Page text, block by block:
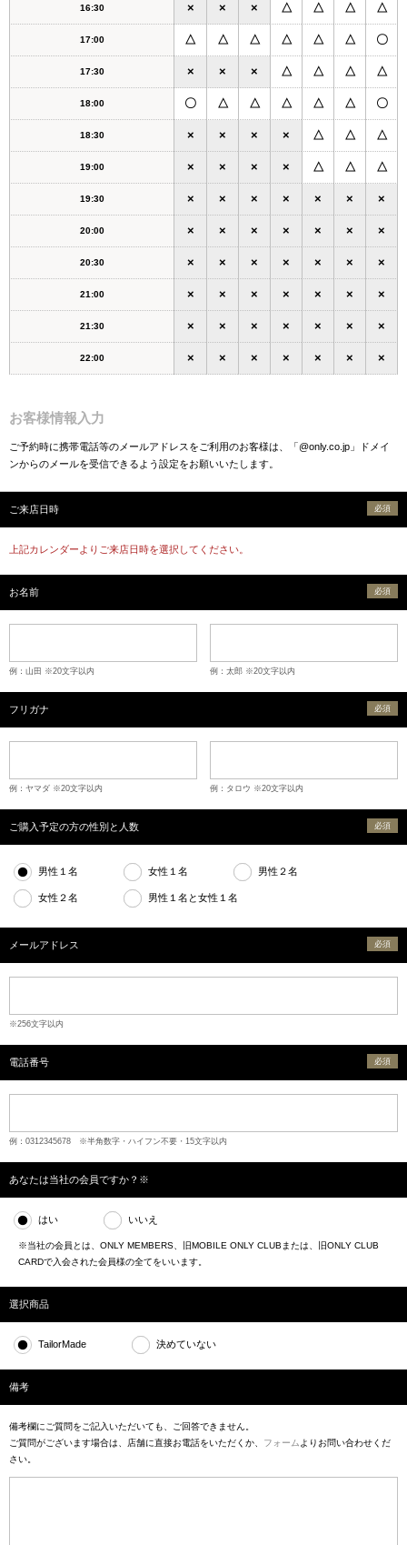
16:30 × × × △ △ △ △
17:00 △ △ △ △ △ △ 〇
17:30 × × × △ △ △ △
18:00 〇 △ △ △ △ △ 〇
18:30 × × × × △ △ △
19:00 × × × × △ △ △
19:30 × × × × × × ×
20:00 × × × × × × ×
20:30 × × × × × × ×
21:00 × × × × × × ×
21:30 × × × × × × ×
22:00 × × × × × × ×
お客様情報入力
ご予約時に携帯電話等のメールアドレスをご利用のお客様は、「@only.co.jp」ドメイ
ンからのメールを受信できるよう設定をお願いいたします。
ご来店日時 必須
上記カレンダーよりご来店日時を選択してください。
お名前 必須
例：山田 ※20文字以内 例：太郎 ※20文字以内
フリガナ 必須
例：ヤマダ ※20文字以内 例：タロウ ※20文字以内
ご購入予定の方の性別と人数 必須
男性１名 女性１名 男性２名
女性２名 男性１名と女性１名
メールアドレス 必須
※256文字以内
電話番号 必須
例：0312345678 ※半角数字・ハイフン不要・15文字以内
あなたは当社の会員ですか？※
はい いいえ
※当社の会員とは、ONLY MEMBERS、旧MOBILE ONLY CLUBまたは、旧ONLY CLUB
CARDで入会された会員様の全てをいいます。
選択商品
TailorMade 決めていない
備考
備考欄にご質問をご記入いただいても、ご回答できません。
ご質問がございます場合は、店舗に直接お電話をいただくか、 フォーム よりお問い合わせくだ
さい。